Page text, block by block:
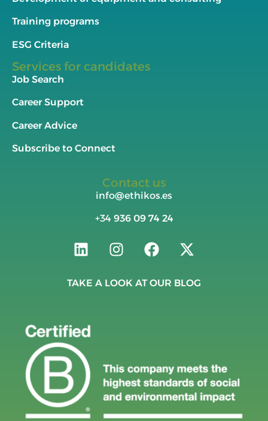
Training programs
ESG Criteria
Services for candidates
Job Search
Career Support
Career Advice
Subscribe to Connect
Contact us
info@ethikos.es
+34 936 09 74 24
TAKE A LOOK AT OUR BLOG